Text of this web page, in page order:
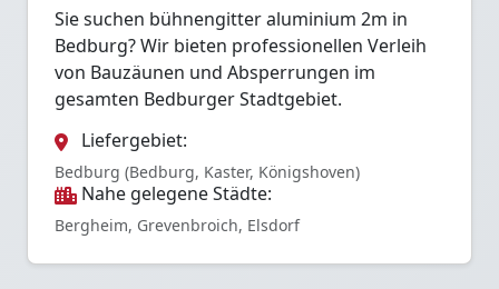
Sie suchen bühnengitter aluminium 2m in
Bedburg? Wir bieten professionellen Verleih
von Bauzäunen und Absperrungen im
gesamten Bedburger Stadtgebiet.
Liefergebiet:
Bedburg (Bedburg, Kaster, Königshoven)
Nahe gelegene Städte:
Bergheim, Grevenbroich, Elsdorf